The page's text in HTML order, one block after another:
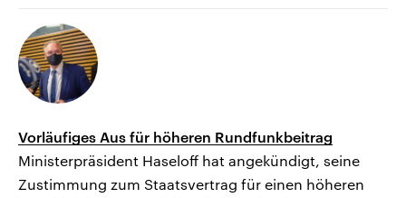
Vorläufiges Aus für höheren Rundfunkbeitrag
Ministerpräsident Haseloff hat angekündigt, seine
Zustimmung zum Staatsvertrag für einen höheren